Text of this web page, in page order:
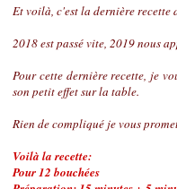
Et voilà, c'est la dernière recette
2018 est passé vite, 2019 nous
Pour cette dernière recette, je
son petit effet sur la table.
Rien de compliqué je vous
Voilà la recette:
Pour 12 bouchées